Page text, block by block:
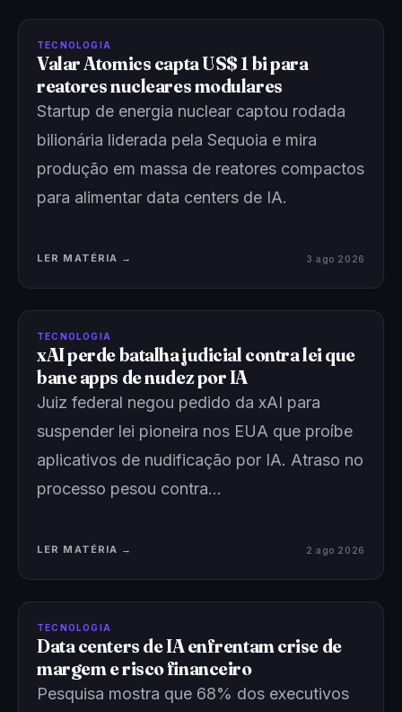
TECNOLOGIA
Valar Atomics capta US$ 1 bi para
reatores nucleares modulares
Startup de energia nuclear captou rodada
bilionária liderada pela Sequoia e mira
produção em massa de reatores compactos
para alimentar data centers de IA.
LER MATÉRIA → 3 ago 2026
TECNOLOGIA
xAI perde batalha judicial contra lei que
bane apps de nudez por IA
Juiz federal negou pedido da xAI para
suspender lei pioneira nos EUA que proíbe
aplicativos de nudificação por IA. Atraso no
processo pesou contra…
LER MATÉRIA → 2 ago 2026
TECNOLOGIA
Data centers de IA enfrentam crise de
margem e risco financeiro
Pesquisa mostra que 68% dos executivos